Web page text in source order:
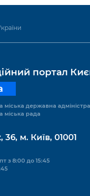
портал
міська державна
міська рада
м. Київ, 01001
з 8:00 до 15:45